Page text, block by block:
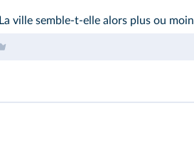
La ville semble-t-elle alors plus ou